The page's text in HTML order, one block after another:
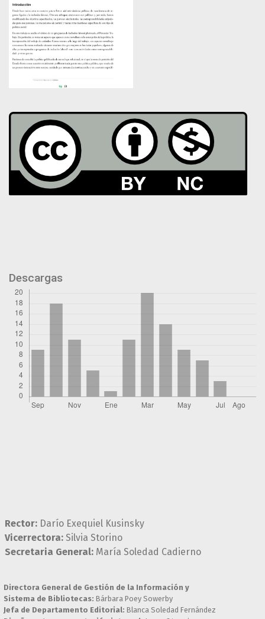
Descargas
Rector: Darío Exequiel Kusinsky
Vicerrectora: Silvia Storino
Secretaria General: María Soledad Cadierno
Directora General de Gestión de la Información y
Sistema de Bibliotecas: Bárbara Poey Sowerby
Jefa de Departamento Editorial: Blanca Soledad Fernández